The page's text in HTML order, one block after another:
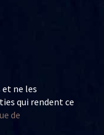
et ne les
qui rendent ce
de